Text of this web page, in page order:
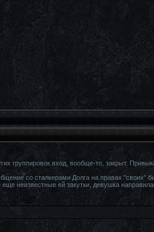
группировок вход, вообще-то, закрыт.
со сталкерами Долга на правах "своих"
неизвестные ей закутки, девушка